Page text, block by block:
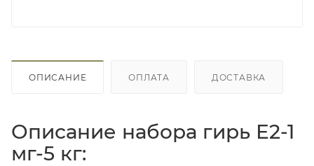
ОПИСАНИЕ ОПЛАТА ДОСТАВКА
Описание набора гирь Е2-1
мг-5 кг: